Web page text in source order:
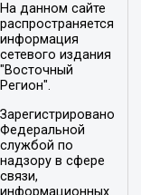
На данном сайте
распространяется
информация
сетевого издания
"Восточный
Регион".
Зарегистрировано
Федеральной
службой по
надзору в сфере
связи,
информационных